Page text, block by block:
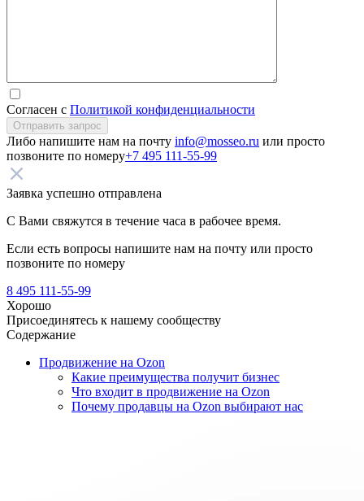
Согласен с Политикой конфиденциальности
Отправить запрос
Либо напишите нам на почту info@mosseo.ru или просто
позвоните по номеру+7 495 111-55-99
Заявка успешно отправлена
С Вами свяжутся в течение часа в рабочее время.
Если есть вопросы напишите нам на почту или просто
позвоните по номеру
8 495 111-55-99
Хорошо
Присоединятесь к нашему сообществу
Содержание
Продвижение на Ozon
Какие преимущества получит бизнес
Что входит в продвижение на Ozon
Почему продавцы на Ozon выбирают нас